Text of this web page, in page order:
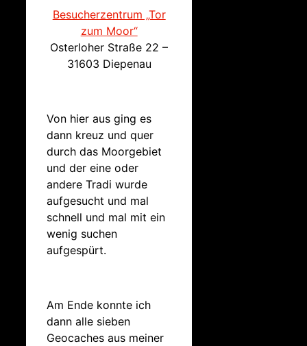
Besucherzentrum „Tor
zum Moor“
Osterloher Straße 22 –
31603 Diepenau
Von hier aus ging es
dann kreuz und quer
durch das Moorgebiet
und der eine oder
andere Tradi wurde
aufgesucht und mal
schnell und mal mit ein
wenig suchen
aufgespürt.
Am Ende konnte ich
dann alle sieben
Geocaches aus meiner